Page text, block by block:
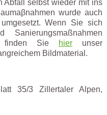
Abfall selbst wieder mit ins
wurde auch
Wenn Sie sich
finden Sie
hier unser
Bildmaterial.
35/3 Zillertaler Alpen,